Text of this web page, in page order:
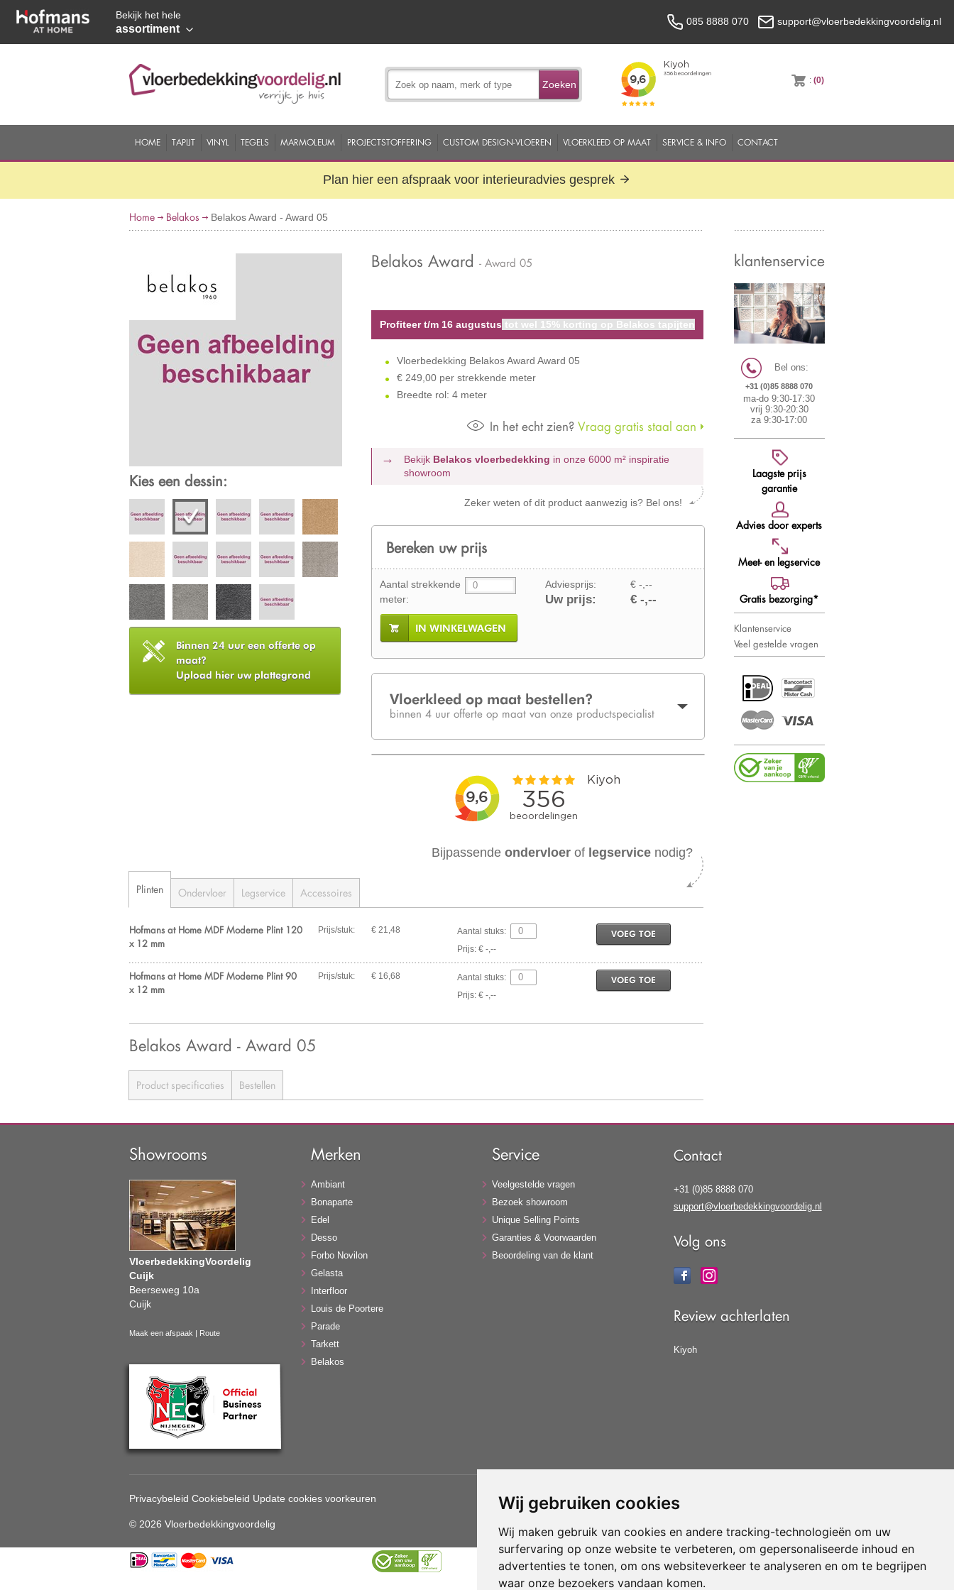
Wij gebruiken cookies
Wij maken gebruik van cookies en andere tracking-technologieën om uw
surfervaring op onze website te verbeteren, om gepersonaliseerde inhoud en
advertenties te tonen, om ons websiteverkeer te analyseren en om te begrijpen
waar onze bezoekers vandaan komen.
Bekijk het hele
assortiment
085 8888 070 support@vloerbedekkingvoordelig.nl
Zoeken :(0)
HOME TAPIJT VINYL TEGELS MARMOLEUM PROJECTSTOFFERING CUSTOM DESIGN-VLOEREN VLOERKLEED OP MAAT SERVICE & INFO CONTACT
Plan hier een afspraak voor interieuradvies gesprek
Home Belakos Belakos Award - Award 05
Kies een dessin:
Binnen 24 uur een offerte op
maat?
Upload hier uw plattegrond
Belakos Award - Award 05
Profiteer t/m 16 augustus tot wel 15% korting op Belakos tapijten
Vloerbedekking Belakos Award Award 05
€ 249,00 per strekkende meter
Breedte rol: 4 meter
In het echt zien? Vraag gratis staal aan
Bekijk Belakos vloerbedekking in onze 6000 m² inspiratie
showroom
Zeker weten of dit product aanwezig is? Bel ons!
Bereken uw prijs
Aantal strekkende
meter:
Adviesprijs: € -,--
Uw prijs: € -,--
IN WINKELWAGEN
Vloerkleed op maat bestellen?
binnen 4 uur offerte op maat van onze productspecialist
klantenservice
Bel ons:
+31 (0)85 8888 070
ma-do 9:30-17:30
vrij 9:30-20:30
za 9:30-17:00
Laagste prijs
garantie
Advies door experts
Meet- en legservice
Gratis bezorging*
Klantenservice
Veel gestelde vragen
Bijpassendeondervloer of legservice nodig?
Plinten Ondervloer Legservice Accessoires
Hofmans at Home MDF Moderne Plint 120
x 12 mm
Prijs/stuk: € 21,48
Aantal stuks:
Prijs: € -,--
VOEG TOE
Hofmans at Home MDF Moderne Plint 90
x 12 mm
Prijs/stuk: € 16,68
Aantal stuks:
Prijs: € -,--
VOEG TOE
Belakos Award - Award 05
Product specificaties Bestellen
Showrooms
VloerbedekkingVoordelig
Cuijk
Beerseweg 10a
Cuijk
Maak een afspaak | Route
Merken
Ambiant
Bonaparte
Edel
Desso
Forbo Novilon
Gelasta
Interfloor
Louis de Poortere
Parade
Tarkett
Belakos
Service
Veelgestelde vragen
Bezoek showroom
Unique Selling Points
Garanties & Voorwaarden
Beoordeling van de klant
Contact
+31 (0)85 8888 070
support@vloerbedekkingvoordelig.nl
Volg ons
Review achterlaten
Kiyoh
Privacybeleid Cookiebeleid Update cookies voorkeuren
© 2026 Vloerbedekkingvoordelig
Gebruik van deze site betekent dat u dealgemene voorwaarden
Vloerenvoordelig.nl is een onderdeel van